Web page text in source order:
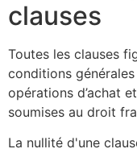
clauses
Toutes les clauses
conditions
opérations d’achat
soumises au droit
La nullité d'une